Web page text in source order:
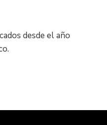
desde el año